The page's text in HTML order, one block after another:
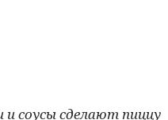
и соусы сделают пиццу